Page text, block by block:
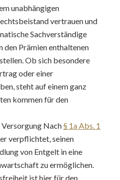
unabhängigen
vertrauen und
Sachverständige
den Prämien enthaltenen
Ob sich besondere
oder einer
steht auf einem ganz
kommen für den
Nach§ 1a Abs. 1
verpflichtet, seinen
von Entgelt in eine
zu ermöglichen.
ist hier für den